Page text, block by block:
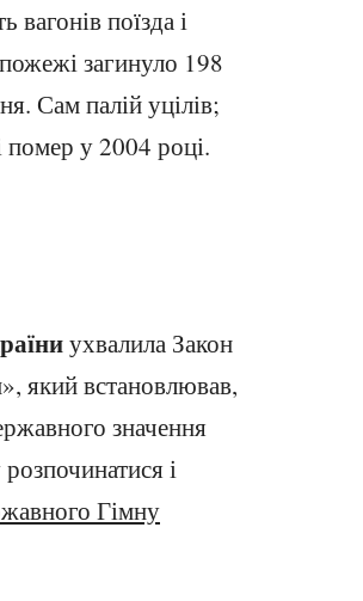
поїзда і
загинуло 198
Сам палій уцілів;
помер у 2004 році.
ухвалила Закон
який встановлював,
значення
і
Гімну